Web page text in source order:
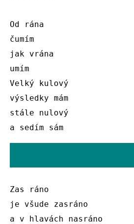
Od rána
čumím
jak vrána
umím
Velký kulový
výsledky mám
stále nulový
a sedím sám
Zas ráno
je všude zasráno
a v hlavách nasráno